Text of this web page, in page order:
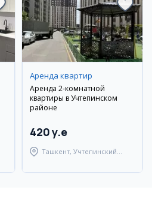
Аренда квартир
Аренда 2-комнатной
квартиры в Учтепинском
районе
420 y.e
Ташкент, Учтепинский